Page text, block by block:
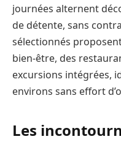
journées alternent
de détente, sans
sélectionnés
bien-être, des
excursions intégrées,
environs sans effort
Les